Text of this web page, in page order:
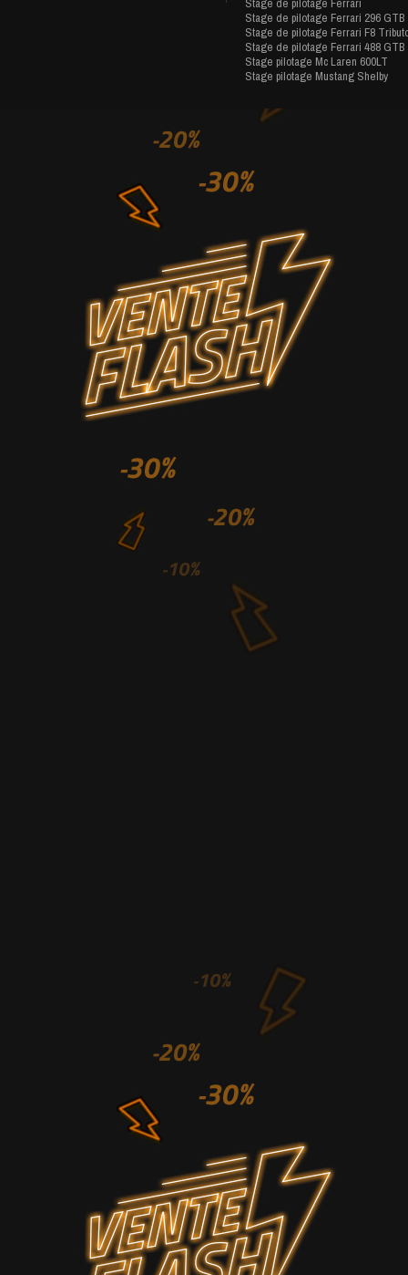
Stage de pilotage Ferrari 296 GTB
Stage de pilotage Ferrari F8
Stage de pilotage Ferrari 488 GTB
Stage pilotage Mc Laren 600LT
Stage pilotage Mustang Shelby